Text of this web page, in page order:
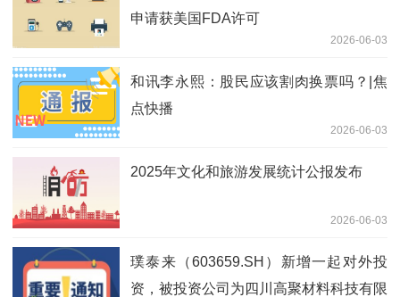
申请获美国FDA许可
2026-06-03
和讯李永熙：股民应该割肉换票吗？|焦
点快播
2026-06-03
2025年文化和旅游发展统计公报发布
2026-06-03
璞泰来（603659.SH）新增一起对外投
资，被投资公司为四川高聚材料科技有限